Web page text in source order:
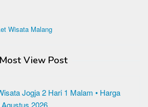
Wisata Malang
Most View Post
Jogja 2 Hari 1 Malam • Harga
2026